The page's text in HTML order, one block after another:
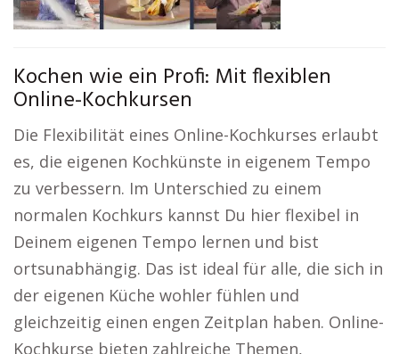
Kochen wie ein Profi: Mit flexiblen
Online-Kochkursen
Die Flexibilität eines Online-Kochkurses erlaubt
es, die eigenen Kochkünste in eigenem Tempo
zu verbessern. Im Unterschied zu einem
normalen Kochkurs kannst Du hier flexibel in
Deinem eigenen Tempo lernen und bist
ortsunabhängig. Das ist ideal für alle, die sich in
der eigenen Küche wohler fühlen und
gleichzeitig einen engen Zeitplan haben. Online-
Kochkurse bieten zahlreiche Themen,